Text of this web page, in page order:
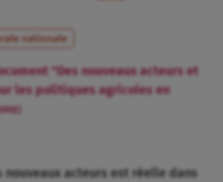
nationale
"Des nouveaux acteurs et
les politiques agricoles en
acteurs est réelle dans